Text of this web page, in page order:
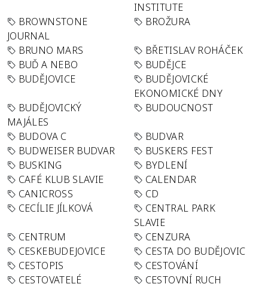
INSTITUTE
BROWNSTONE
JOURNAL
BROŽURA
BRUNO MARS
BŘETISLAV ROHÁČEK
BUĎ A NEBO
BUDĚJCE
BUDĚJOVICE
BUDĚJOVICKÉ
EKONOMICKÉ DNY
BUDĚJOVICKÝ
MAJÁLES
BUDOUCNOST
BUDOVA C
BUDVAR
BUDWEISER BUDVAR
BUSKERS FEST
BUSKING
BYDLENÍ
CAFÉ KLUB SLAVIE
CALENDAR
CANICROSS
CD
CECÍLIE JÍLKOVÁ
CENTRAL PARK
SLAVIE
CENTRUM
CENZURA
CESKEBUDEJOVICE
CESTA DO BUDĚJOVIC
CESTOPIS
CESTOVÁNÍ
CESTOVATELÉ
CESTOVNÍ RUCH